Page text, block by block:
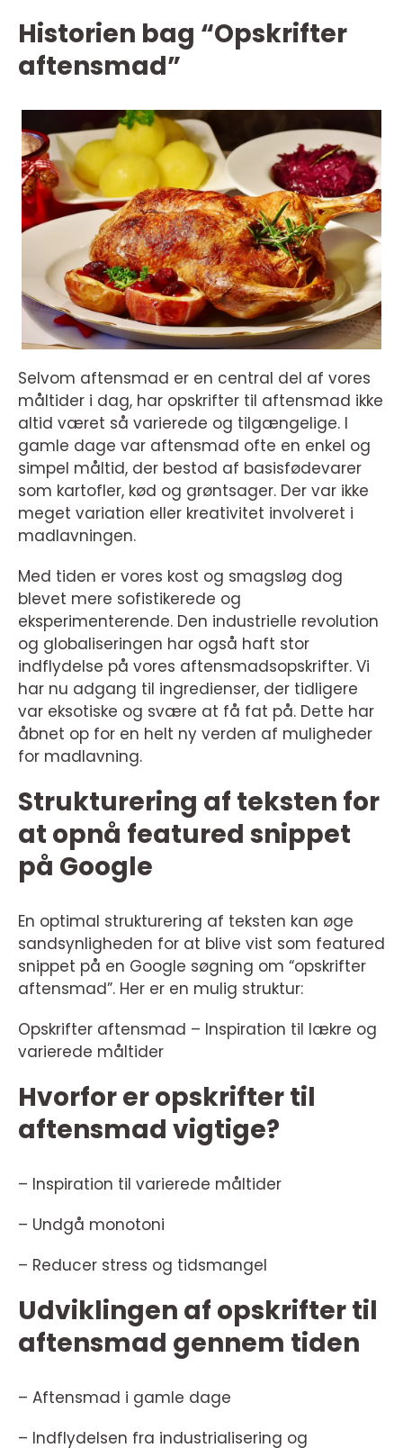
Historien bag “Opskrifter
aftensmad”
Selvom aftensmad er en central del af vores
måltider i dag, har opskrifter til aftensmad ikke
altid været så varierede og tilgængelige. I
gamle dage var aftensmad ofte en enkel og
simpel måltid, der bestod af basisfødevarer
som kartofler, kød og grøntsager. Der var ikke
meget variation eller kreativitet involveret i
madlavningen.
Med tiden er vores kost og smagsløg dog
blevet mere sofistikerede og
eksperimenterende. Den industrielle revolution
og globaliseringen har også haft stor
indflydelse på vores aftensmadsopskrifter. Vi
har nu adgang til ingredienser, der tidligere
var eksotiske og svære at få fat på. Dette har
åbnet op for en helt ny verden af muligheder
for madlavning.
Strukturering af teksten for
at opnå featured snippet
på Google
En optimal strukturering af teksten kan øge
sandsynligheden for at blive vist som featured
snippet på en Google søgning om “opskrifter
aftensmad”. Her er en mulig struktur:
Opskrifter aftensmad – Inspiration til lækre og
varierede måltider
Hvorfor er opskrifter til
aftensmad vigtige?
– Inspiration til varierede måltider
– Undgå monotoni
– Reducer stress og tidsmangel
Udviklingen af opskrifter til
aftensmad gennem tiden
– Aftensmad i gamle dage
– Indflydelsen fra industrialisering og